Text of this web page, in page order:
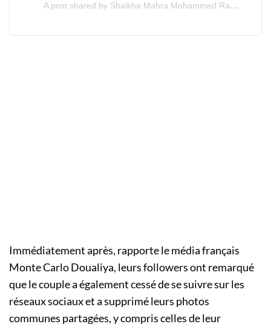
A post shared by Shaikha Mahra Mohammed Rashed Al Maktoum (@hhshmahra)
Immédiatement après, rapporte le média français
Monte Carlo Doualiya, leurs followers ont remarqué
que le couple a également cessé de se suivre sur les
réseaux sociaux et a supprimé leurs photos
communes partagées, y compris celles de leur